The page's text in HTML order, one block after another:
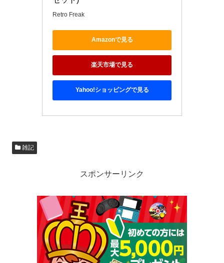
Retro Freak
Amazonで見る
楽天市場で見る
Yahoo!ショッピングで見る
雑記
スポンサーリンク